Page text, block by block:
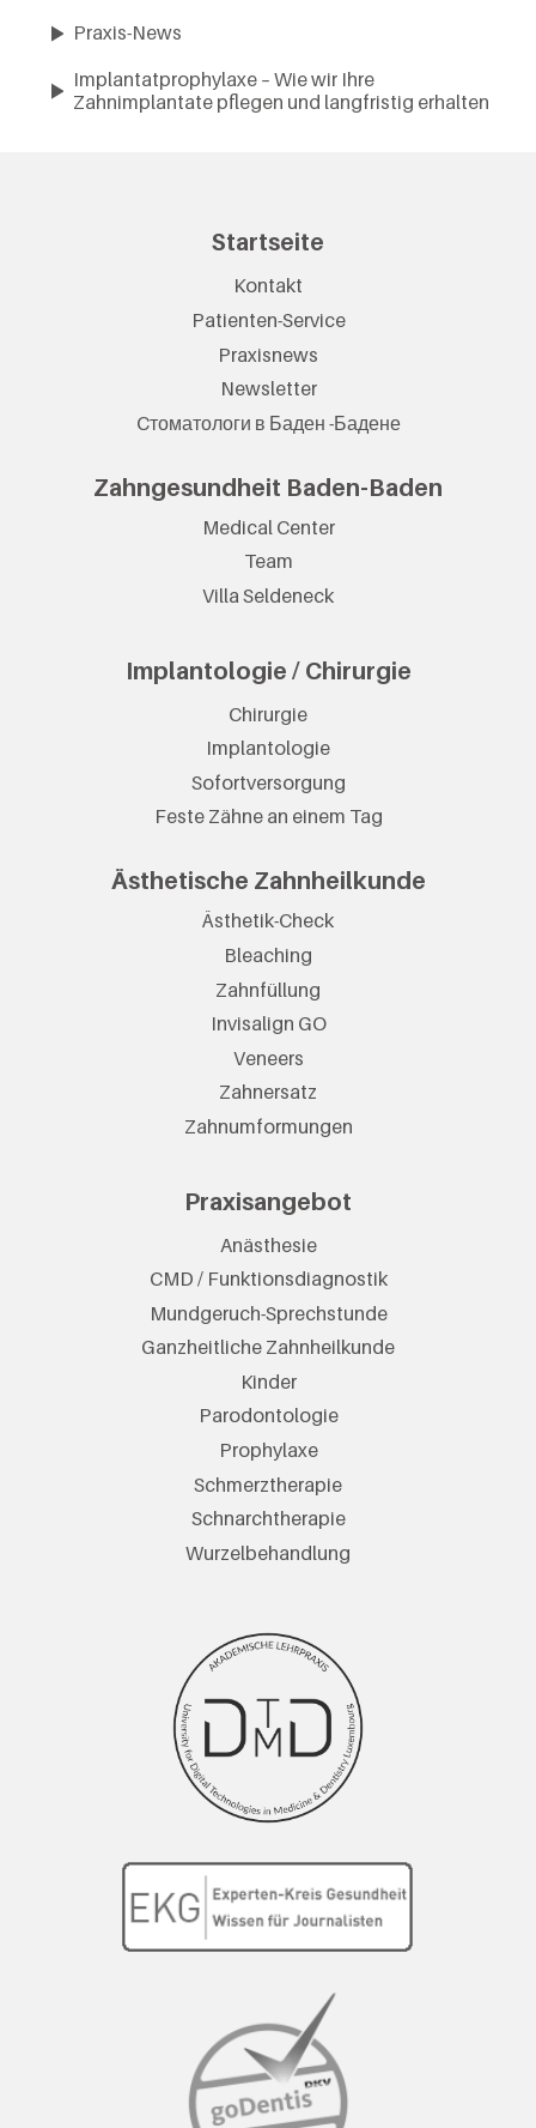
Praxis-News
Implantatprophylaxe – Wie wir Ihre
Zahnimplantate pflegen und langfristig erhalten
Startseite
Kontakt
Patienten-Service
Praxisnews
Newsletter
Cтоматологи в Баден -Бадене
Zahngesundheit Baden-Baden
Medical Center
Team
Villa Seldeneck
Implantologie / Chirurgie
Chirurgie
Implantologie
Sofortversorgung
Feste Zähne an einem Tag
Ästhetische Zahnheilkunde
Ästhetik-Check
Bleaching
Zahnfüllung
Invisalign GO
Veneers
Zahnersatz
Zahnumformungen
Praxisangebot
Anästhesie
CMD / Funktionsdiagnostik
Mundgeruch-Sprechstunde
Ganzheitliche Zahnheilkunde
Kinder
Parodontologie
Prophylaxe
Schmerztherapie
Schnarchtherapie
Wurzelbehandlung